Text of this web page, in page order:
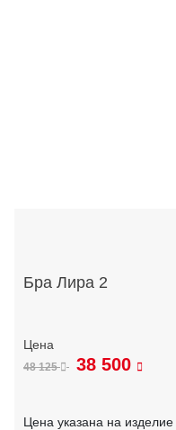
Бра Лира 2
48 125 38 500
Цена указана на